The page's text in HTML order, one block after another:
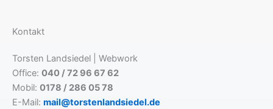
Kontakt
Torsten Landsiedel | Webwork
Office: 040 / 72 96 67 62
Mobil: 0178 / 286 05 78
E-Mail: mail@torstenlandsiedel.de